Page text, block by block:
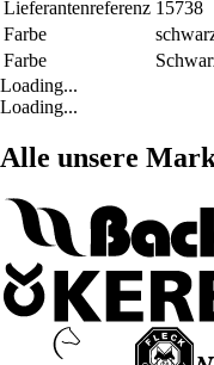
Lieferantenreferenz 15738
Farbe
Farbe
Loading...
Loading...
Alle unsere